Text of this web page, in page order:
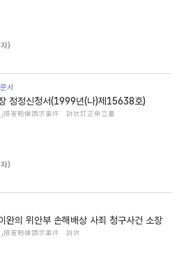
)
서
정정신청서(1999년(나)제15638호)
」損害賠償請求事件 訴状訂正申立書
)
완의 위안부 손해배상 사죄 청구사건 소장
」損害賠償請求事件 訴状